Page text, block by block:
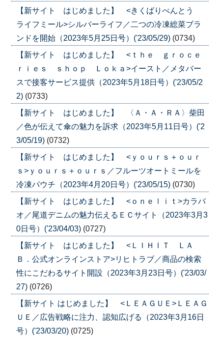
【新サイト はじめました】 <きくばりべんとう
ライフミール>シルバーライフ／二つの冷凍総菜ブラ
ンドを開始（2023年5月25日号）('23/05/29) (0734)
【新サイト はじめました】 <ｔｈｅ ｇｒｏｃｅ
ｒｉｅｓ ｓｈｏｐ Ｌｏｋａ>イースト／メタバー
スで接客サービス提供（2023年5月18日号）('23/05/2
2) (0733)
【新サイト はじめました】 〈Ａ・Ａ・ＲＡ〉柴田
／色が伝えて傘の魅力を訴求（2023年5月11日号）('2
3/05/19) (0732)
【新サイト はじめました】 <ｙｏｕｒｓ＋ｏｕｒ
ｓ>ｙｏｕｒｓ＋ｏｕｒｓ／フルーツオートミールを
冷凍パウチ（2023年4月20日号）('23/05/15) (0730)
【新サイト はじめました】 <ｏｎｅｌｉｔ>カラバ
オ／尾道デニムの魅力伝えるＥＣサイト（2023年3月3
0日号）('23/04/03) (0727)
【新サイト はじめました】 <ＬＩＨＩＴ ＬＡ
Ｂ．公式オンラインストア>リヒトラブ／商品の検索
性にこだわるサイト開設（2023年3月23日号）('23/03/
27) (0726)
【新サイト はじめました】 <ＬＥＡＧＵＥ>ＬＥＡＧ
ＵＥ／広告戦略に注力、認知広げる（2023年3月16日
号）('23/03/20) (0725)